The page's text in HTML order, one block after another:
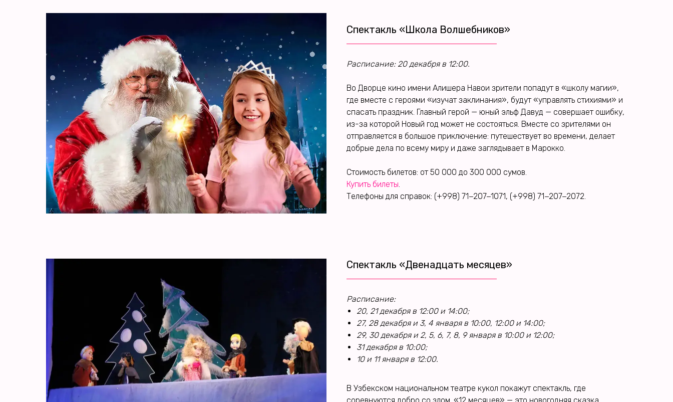
Спектакль «Школа Волшебников»
Расписание: 20 декабря в 12:00.
Во Дворце кино имени Алишера Навои зрители попадут в «школу магии»,
где вместе с героями «изучат заклинания», будут «управлять стихиями» и
спасать праздник. Главный герой — юный эльф Давуд — совершает ошибку,
из-за которой Новый год может не состояться. Вместе со зрителями он
отправляется в большое приключение: путешествует во времени, делает
добрые дела по всему миру и даже заглядывает в Марокко.
Стоимость билетов: от 50 000 до 300 000 сумов.
Купить билеты
Телефоны для справок: (+998) 71−207−1071, (+998) 71−207−2072.
Спектакль «Двенадцать месяцев»
Расписание:
20, 21 декабря в 12:00 и 14:00;
27, 28 декабря и 3, 4 января в 10:00, 12:00 и 14:00;
29, 30 декабря и 2, 5, 6, 7, 8, 9 января в 10:00 и 12:00;
31 декабря в 10:00;
10 и 11 января в 12:00.
В Узбекском национальном театре кукол покажут спектакль, где